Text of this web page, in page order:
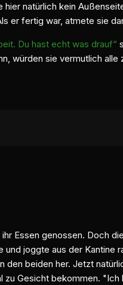
natürlich kein
er fertig war, atmete sie
Du hast echt was drauf“
würden sie vermutlich alle
Essen genossen. Doch
joggte aus der Kantine
den beiden her. Jetzt
Gesicht bekommen.